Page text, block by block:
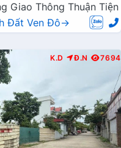
Giao Thông Thuận Tiện
Đất Ven Đô→
K.D Đ.N 7694